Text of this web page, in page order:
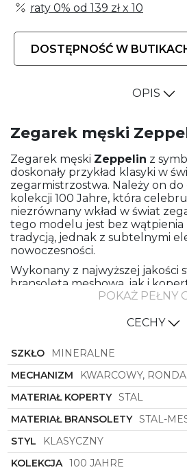
raty 0% od 139 złx 10
DOSTĘPNOŚĆ W
OPIS
Zegarek męski
Zegarek męski Zeppelin z
doskonały przykład klasyki w
zegarmistrzostwa. Należy on
kolekcji 100 Jahre, która
niezrównany wkład w świat
tego modelu jest bez wątpienia
tradycją, jednak z subtelnymi
nowoczesności.
Wykonany z najwyższej jakości
bransoleta meshowa, jak i
zapewniają solidność i trwałość.
elegancki charakter tego
komponuje się z klasycznym
Czarna tarcza dodaje
charakteru, jednocześnie
jasnych elementów stali. To
przyciąga spojrzenia swoim
perfekcyjnym wykonaniem. Jest
praktycznym narzędziem do
również wyrafinowanym
mężczyzny ceniącego
POKAŻ PEŁNY
CECHY
SZKŁO
MINERALNE
MECHANIZM
KWARCOWY,
MATERIAŁ KOPERTY STAL
MATERIAŁ BRANSOLETY STAL-
STYL
KLASYCZNY
KOLEKCJA 100 JAHRE